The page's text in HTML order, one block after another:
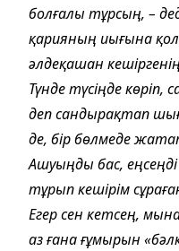
болғалы тұрсың, –
қарияның иығына
әлдеқашан
Түнде түсіңде
деп сандырақтап
де, бір бөлмеде
Ашуыңды бас,
тұрып кешірім
Егер сен кетсең,
аз ғана ғұмырын